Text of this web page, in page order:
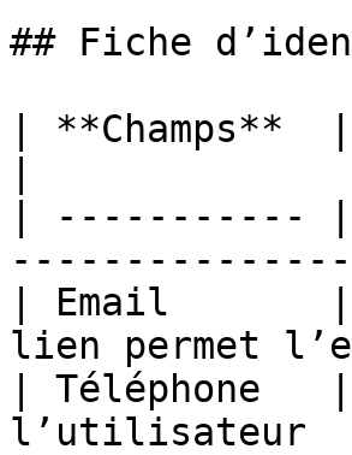
## Fiche
| **Champs**
| -----------
| Email       |
lien permet
| Téléphone   |
l’utilisateur